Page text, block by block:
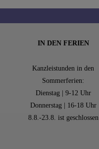
IN DEN FERIEN
Kanzleistunden in den
Sommerferien:
Dienstag | 9-12 Uhr
Donnerstag | 16-18 Uhr
8.8.-23.8. ist geschlossen